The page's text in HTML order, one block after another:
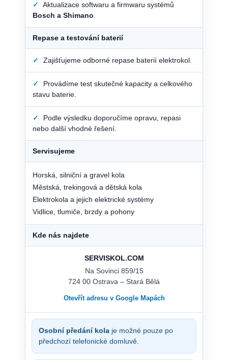
✓
Aktualizace softwaru a firmwaru systémů
Bosch a Shimano
Repase a testování baterií
✓ Zajišťujeme odborné repase baterií elektrokol.
✓
Provádíme test skutečné kapacity a celkového
stavu baterie.
✓
Podle výsledku doporučíme opravu, repasi
nebo další vhodné řešení.
Servisujeme
Horská, silniční a gravel kola
Městská, trekingová a dětská kola
Elektrokola a jejich elektrické systémy
Vidlice, tlumiče, brzdy a pohony
Kde nás najdete
SERVISKOL.COM
Na Sovinci 859/15
724 00 Ostrava – Stará Bělá
Otevřít adresu v Google Mapách
Osobní předání kola je možné pouze po
předchozí telefonické domluvě.